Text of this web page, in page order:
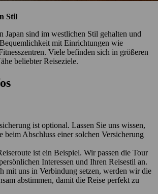
Stil
Japan sind im westlichen Stil gehalten und
mit Einrichtungen wie
Viele befinden sich in größeren
beliebter Reiseziele.
ist optional. Lassen Sie uns wissen,
beim Abschluss einer solchen Versicherung
ist ein Beispiel. Wir passen die Tour
Interessen und Ihren Reisestil an.
mit uns in Verbindung setzen, werden wir die
abstimmen, damit die Reise perfekt zu